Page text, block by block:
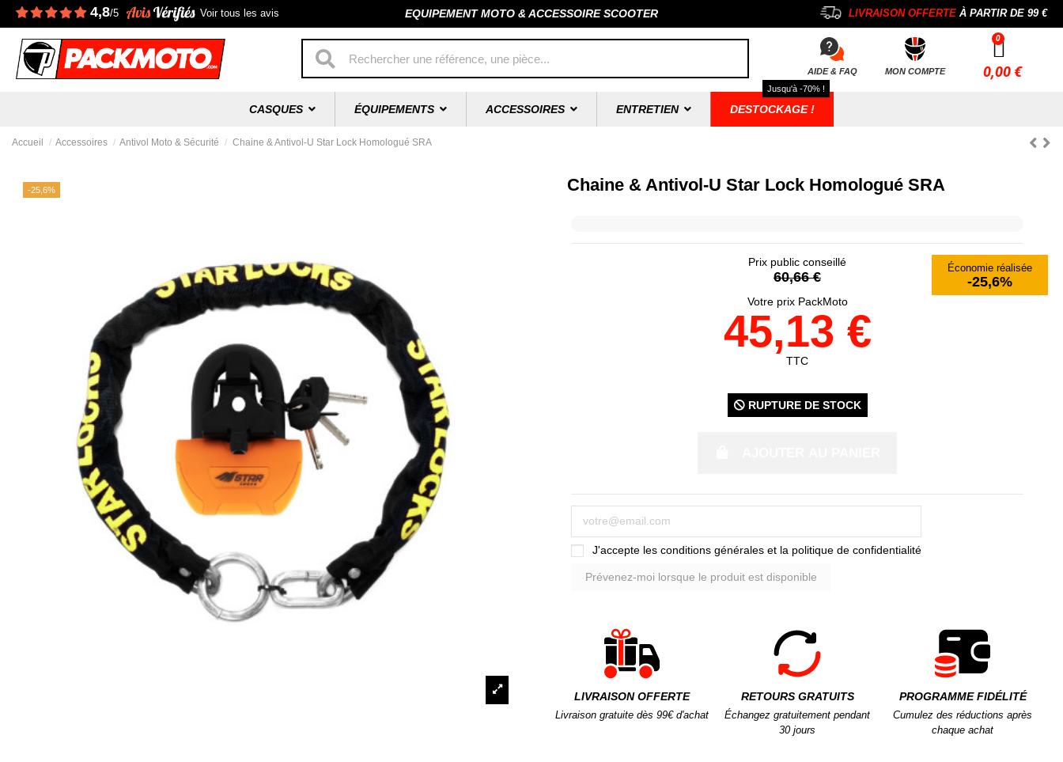
4,8/5 Voir tous les avis EQUIPEMENT MOTO & ACCESSOIRE SCOOTER LIVRAISON OFFERTEÀ PARTIR DE 99 €
AIDE & FAQ MON COMPTE 0,00 €
CASQUES ÉQUIPEMENTS ACCESSOIRES ENTRETIEN DESTOCKAGE !
Jusqu'à -70% !
Accueil Accessoires Antivol Moto & Sécurité Chaine & Antivol-U Star Lock Homologué SRA
-25,6% Chaine & Antivol-U Star Lock Homologué SRA
Prix public conseillé
60,66 €
Économie réalisée
-25,6%
Votre prix PackMoto
45,13 €
TTC
RUPTURE DE STOCK
J'accepte les conditions générales et la politique de confidentialité
LIVRAISON OFFERTE
Livraison gratuite dès 99€ d'achat
RETOURS GRATUITS
Échangez gratuitement pendant
30 jours
PROGRAMME FIDÉLITÉ
Cumulez des réductions après
chaque achat